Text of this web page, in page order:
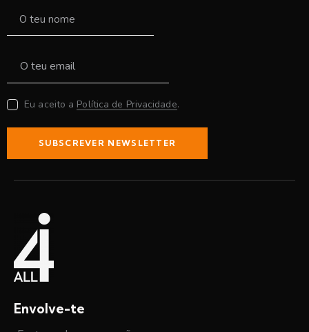
Eu aceito a Política de Privacidade.
SUBSCREVER NEWSLETTER
Envolve-te